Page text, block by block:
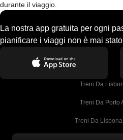
durante il viaggio.
La nostra app gratuita per ogni
pianificare i viaggi non è mai
Treni Da
Treni Da Porto
Treni Da